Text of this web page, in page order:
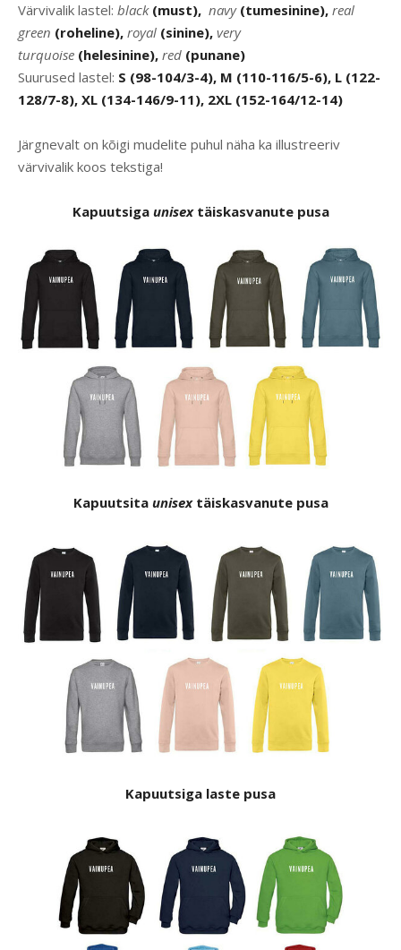
Värvivalik lastel: black(must), navy (tumesinine), real
green (roheline), royal (sinine), very
turquoise (helesinine), red (punane)
Suurused lastel: S (98-104/3-4), M (110-116/5-6), L (122-
128/7-8), XL (134-146/9-11), 2XL (152-164/12-14)
Järgnevalt on kõigi mudelite puhul näha ka illustreeriv
värvivalik koos tekstiga!
Kapuutsiga unisextäiskasvanute pusa
Kapuutsita unisextäiskasvanute pusa
Kapuutsiga laste pusa